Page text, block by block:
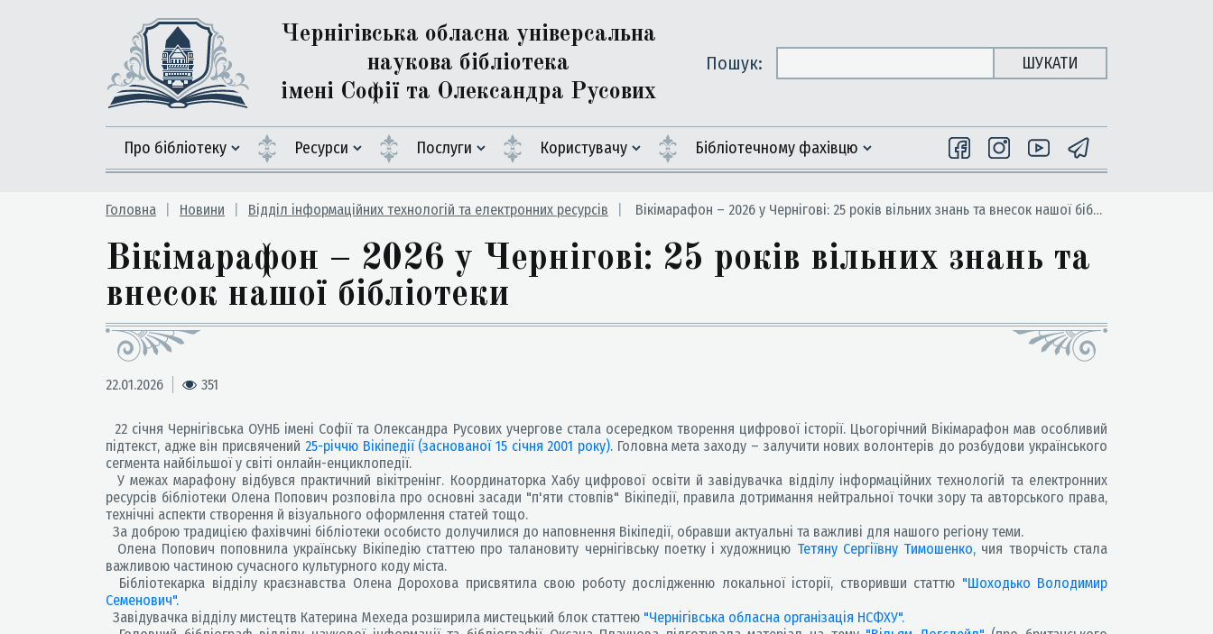
Чернігівська обласна універсальна
наукова бібліотека
імені Софії та Олександра Русових
Пошук: ШУКАТИ
Про бібліотеку Ресурси Послуги Користувачу Бiблiотечному фахiвцю
Головна Новини Відділ інформаційних технологій та електронних ресурсів Вікімарафон – 2026 у Чернігові: 25 років вільних знань та внесок нашої бібліотеки
Вікімарафон – 2026 у Чернігові: 25 років вільних знань та
внесок нашої бібліотеки
22.01.2026 351
22 січня Чернігівська ОУНБ імені Софії та Олександра Русових учергове стала осередком творення цифрової історії. Цьогорічний Вікімарафон мав особливий
підтекст, адже він присвячений 25-річчю Вікіпедії (заснованої 15 січня 2001 року). Головна мета заходу – залучити нових волонтерів до розбудови українського
сегмента найбільшої у світі онлайн-енциклопедії.
У межах марафону відбувся практичний вікітренінг. Координаторка Хабу цифрової освіти й завідувачка відділу інформаційних технологій та електронних
ресурсів бібліотеки Олена Попович розповіла про основні засади "п'яти стовпів" Вікіпедії, правила дотримання нейтральної точки зору та авторського права,
технічні аспекти створення й візуального оформлення статей тощо.
За доброю традицією фахівчині бібліотеки особисто долучилися до наповнення Вікіпедії, обравши актуальні та важливі для нашого регіону теми.
Олена Попович поповнила українську Вікіпедію статтею про талановиту чернігівську поетку і художницю Тетяну Сергіївну Тимошенко, чия творчість стала
важливою частиною сучасного культурного коду міста.
Бібліотекарка відділу краєзнавства Олена Дорохова присвятила свою роботу дослідженню локальної історії, створивши статтю "Шоходько Володимир
Семенович".
Завідувачка відділу мистецтв Катерина Мехеда розширила мистецький блок статтею "Чернігівська обласна організація НСФХУ".